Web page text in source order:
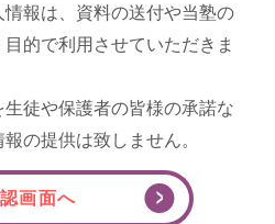
報は、資料の送付や当塾の
的で利用させていただきま
生徒や保護者の皆様の承諾な
の提供は致しません。